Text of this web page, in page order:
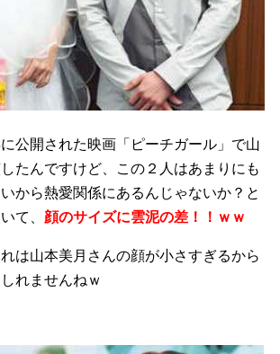
公開された映画「ピーチガール」で山
たんですけど、この２人はあまりにも
から熱愛関係にあるんじゃないか？と
て、 顔のサイズに雲泥の差！！ｗｗ
は山本美月さんの顔が小さすぎるから
れませんねｗ